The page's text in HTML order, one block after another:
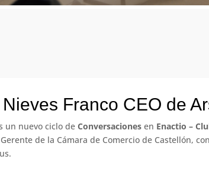
Franco CEO de
un nuevo ciclo deConversaciones en Enactio –
de la Cámara de Comercio de Castellón,